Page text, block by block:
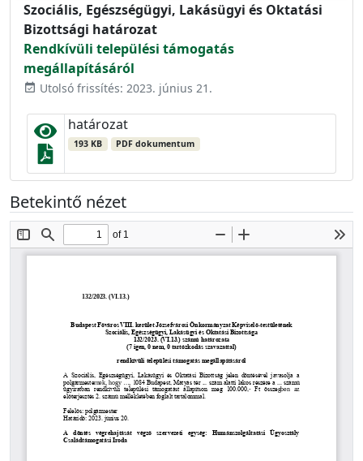
Szociális, Egészségügyi, Lakásügyi és Oktatási
Bizottsági határozat
Rendkívüli települési támogatás
megállapításáról
event_available Utolsó frissítés: 2023. június 21.
határozat
193 KB PDF dokumentum
Betekintő nézet